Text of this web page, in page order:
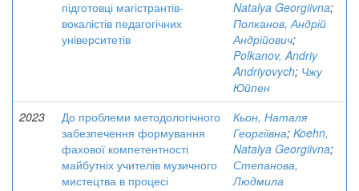
підготовці магістрантів-
вокалістів педагогічних
університетів
Natalya Georgiivna;
Полканов, Андрій
Андрійович;
Polkanov, Andriy
Andriyovych; Чжу
Юйпен
2023
До проблеми методологічного
забезпечення формування
фахової компетентності
майбутніх учителів музичного
мистецтва в процесі
Кьон, Наталя
Георгіївна; Koehn,
Natalya Georgiivna;
Степанова,
Людмила